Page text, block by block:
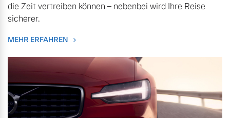
Fahrzeug konfigurieren
Sofort verfügbare Fahrzeuge
Volvo Selekt
Sie erhalten bei uns eine
Bitte sprechen Sie uns
direkt an.
Mehr erfahren
die Zeit vertreiben können – nebenbei wird Ihre Reise
sicherer.
MEHR ERFAHREN